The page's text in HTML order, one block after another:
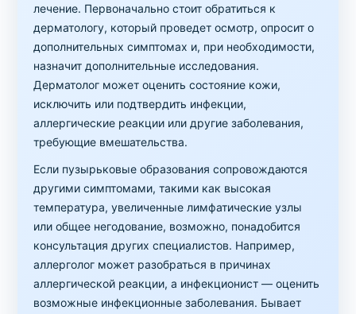
лечение. Первоначально стоит обратиться к
дерматологу, который проведет осмотр, опросит о
дополнительных симптомах и, при необходимости,
назначит дополнительные исследования.
Дерматолог может оценить состояние кожи,
исключить или подтвердить инфекции,
аллергические реакции или другие заболевания,
требующие вмешательства.
Если пузырьковые образования сопровождаются
другими симптомами, такими как высокая
температура, увеличенные лимфатические узлы
или общее негодование, возможно, понадобится
консультация других специалистов. Например,
аллерголог может разобраться в причинах
аллергической реакции, а инфекционист — оценить
возможные инфекционные заболевания. Бывает